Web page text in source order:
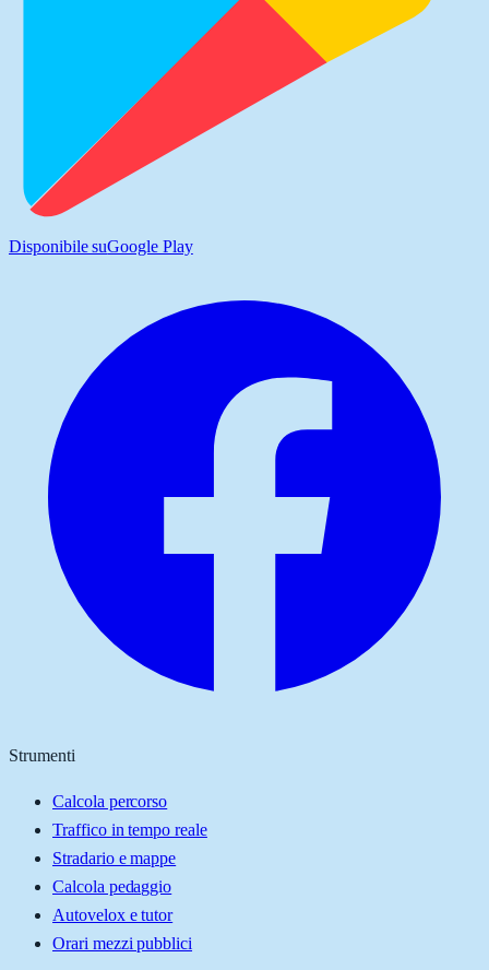
Disponibile suGoogle Play
Strumenti
Calcola percorso
Traffico in tempo reale
Stradario e mappe
Calcola pedaggio
Autovelox e tutor
Orari mezzi pubblici